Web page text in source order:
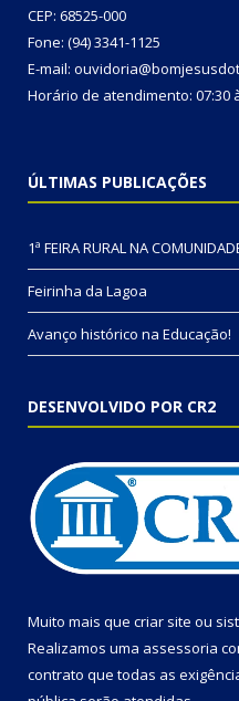
CEP: 68525-000
Fone: (94) 3341-1125
E-mail:
Horário de atendimento: 07:30
ÚLTIMAS PUBLICAÇÕES
1ª FEIRA RURAL NA
Feirinha da Lagoa
Avanço histórico na Educação!
DESENVOLVIDO POR CR2
Muito mais que criar site ou
Realizamos uma assessoria
contrato que todas as